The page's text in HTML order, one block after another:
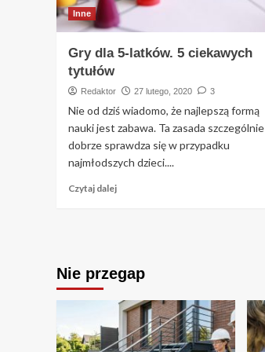
Inne
Gry dla 5-latków. 5 ciekawych
tytułów
Redaktor 27 lutego, 2020 3
Nie od dziś wiadomo, że najlepszą formą
nauki jest zabawa. Ta zasada szczególnie
dobrze sprawdza się w przypadku
najmłodszych dzieci....
Czytaj dalej
Nie przegap